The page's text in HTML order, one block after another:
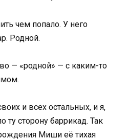
чем попало. У него
Родной.
— «родной» — с каким-то
и всех остальных, и я,
ту сторону баррикад. Так
Миши её тихая